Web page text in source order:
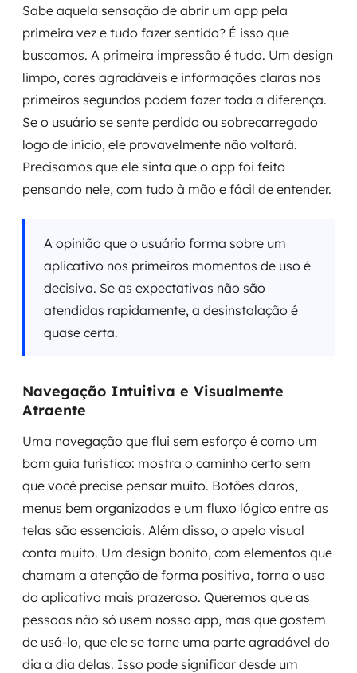
Sabe aquela sensação de abrir um app pela
primeira vez e tudo fazer sentido? É isso que
buscamos. A primeira impressão é tudo. Um design
limpo, cores agradáveis e informações claras nos
primeiros segundos podem fazer toda a diferença.
Se o usuário se sente perdido ou sobrecarregado
logo de início, ele provavelmente não voltará.
Precisamos que ele sinta que o app foi feito
pensando nele, com tudo à mão e fácil de entender.
A opinião que o usuário forma sobre um
aplicativo nos primeiros momentos de uso é
decisiva. Se as expectativas não são
atendidas rapidamente, a desinstalação é
quase certa.
Navegação Intuitiva e Visualmente
Atraente
Uma navegação que flui sem esforço é como um
bom guia turístico: mostra o caminho certo sem
que você precise pensar muito. Botões claros,
menus bem organizados e um fluxo lógico entre as
telas são essenciais. Além disso, o apelo visual
conta muito. Um design bonito, com elementos que
chamam a atenção de forma positiva, torna o uso
do aplicativo mais prazeroso. Queremos que as
pessoas não só usem nosso app, mas que gostem
de usá-lo, que ele se torne uma parte agradável do
dia a dia delas. Isso pode significar desde um